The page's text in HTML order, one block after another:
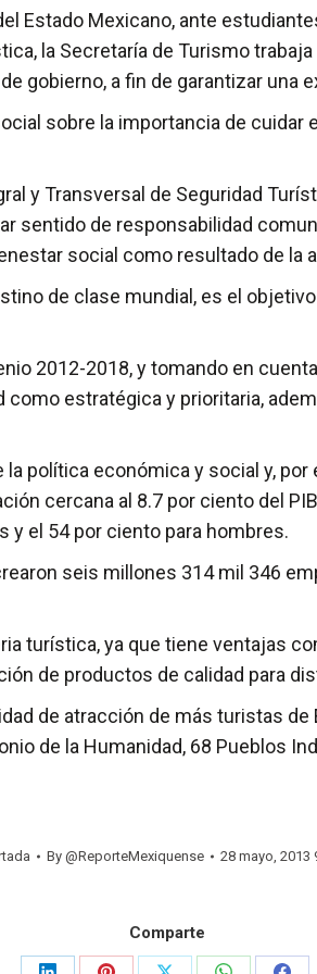
Estado Mexicano, ante
la Secretaría de Turismo
gobierno, a fin de garantizar
sobre la importancia de
y Transversal de Seguridad
sentido de responsabilidad
social como resultado de la
de clase mundial, es el
2012-2018, y tomando en
estratégica y prioritaria,
política económica y social y,
cercana al 8.7 por ciento del
y el 54 por ciento para hombres.
seis millones 314 mil 346
turística, ya que tiene ventajas
de productos de calidad para
de atracción de más turistas
de la Humanidad, 68 Pueblos
By @ReporteMexiquense 28 mayo, 2013
Comparte